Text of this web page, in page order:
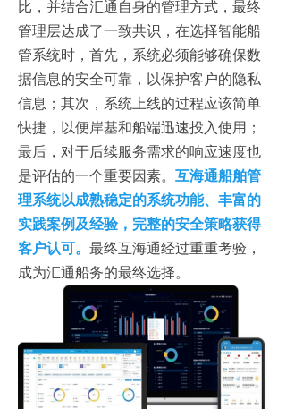
比，并结合汇通自身的管理方式，最终
管理层达成了一致共识，在选择智能船
管系统时，首先，系统必须能够确保数
据信息的安全可靠，以保护客户的隐私
信息；其次，系统上线的过程应该简单
快捷，以便岸基和船端迅速投入使用；
最后，对于后续服务需求的响应速度也
是评估的一个重要因素。 互海通船舶管
理系统以成熟稳定的系统功能、丰富的
实践案例及经验，完整的安全策略获得
客户认可。 最终互海通经过重重考验，
成为汇通船务的最终选择。